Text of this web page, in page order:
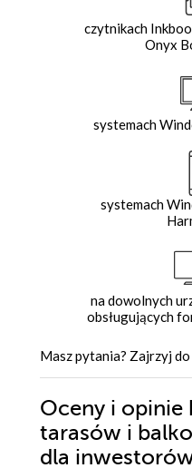
czytnikach
Onyx
systemach
systemach
na dowolnych
obsługujących
Masz pytania? Zajrzyj do
Oceny i opinie
tarasów i
dla